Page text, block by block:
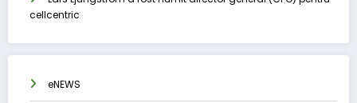
cellcentric
eNEWS